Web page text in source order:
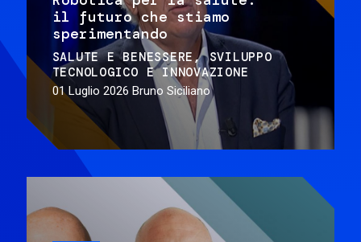
il futuro che stiamo
sperimentando
SALUTE E BENESSERE
SVILUPPO
TECNOLOGICO E INNOVAZIONE
01 Luglio 2026 Bruno Siciliano